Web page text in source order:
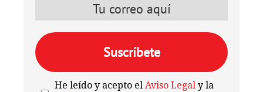
He leído y acepto elAviso Legal y la